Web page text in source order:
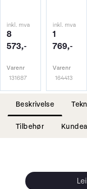
inkl. mva
8
573,-
Varenr
131687
inkl. mva
1
769,-
Varenr
164413
Beskrivelse
Tilbehør